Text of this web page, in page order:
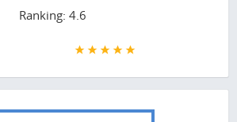
Ranking: 4.6